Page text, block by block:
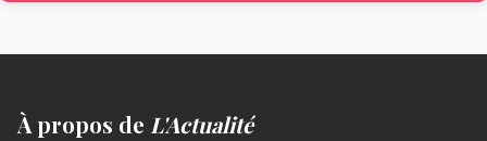
À propos de L'Actualité